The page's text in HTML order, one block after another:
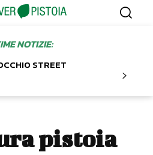
NOTIZIE:
STREET
pistoia